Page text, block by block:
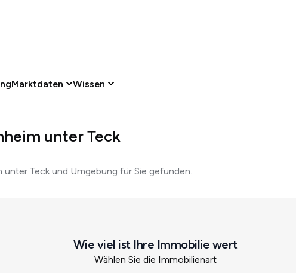
Marktdaten Wissen
unter Teck
Teck und Umgebung für Sie gefunden.
Wie viel ist Ihre Immobilie wert
Wählen Sie die Immobilienart